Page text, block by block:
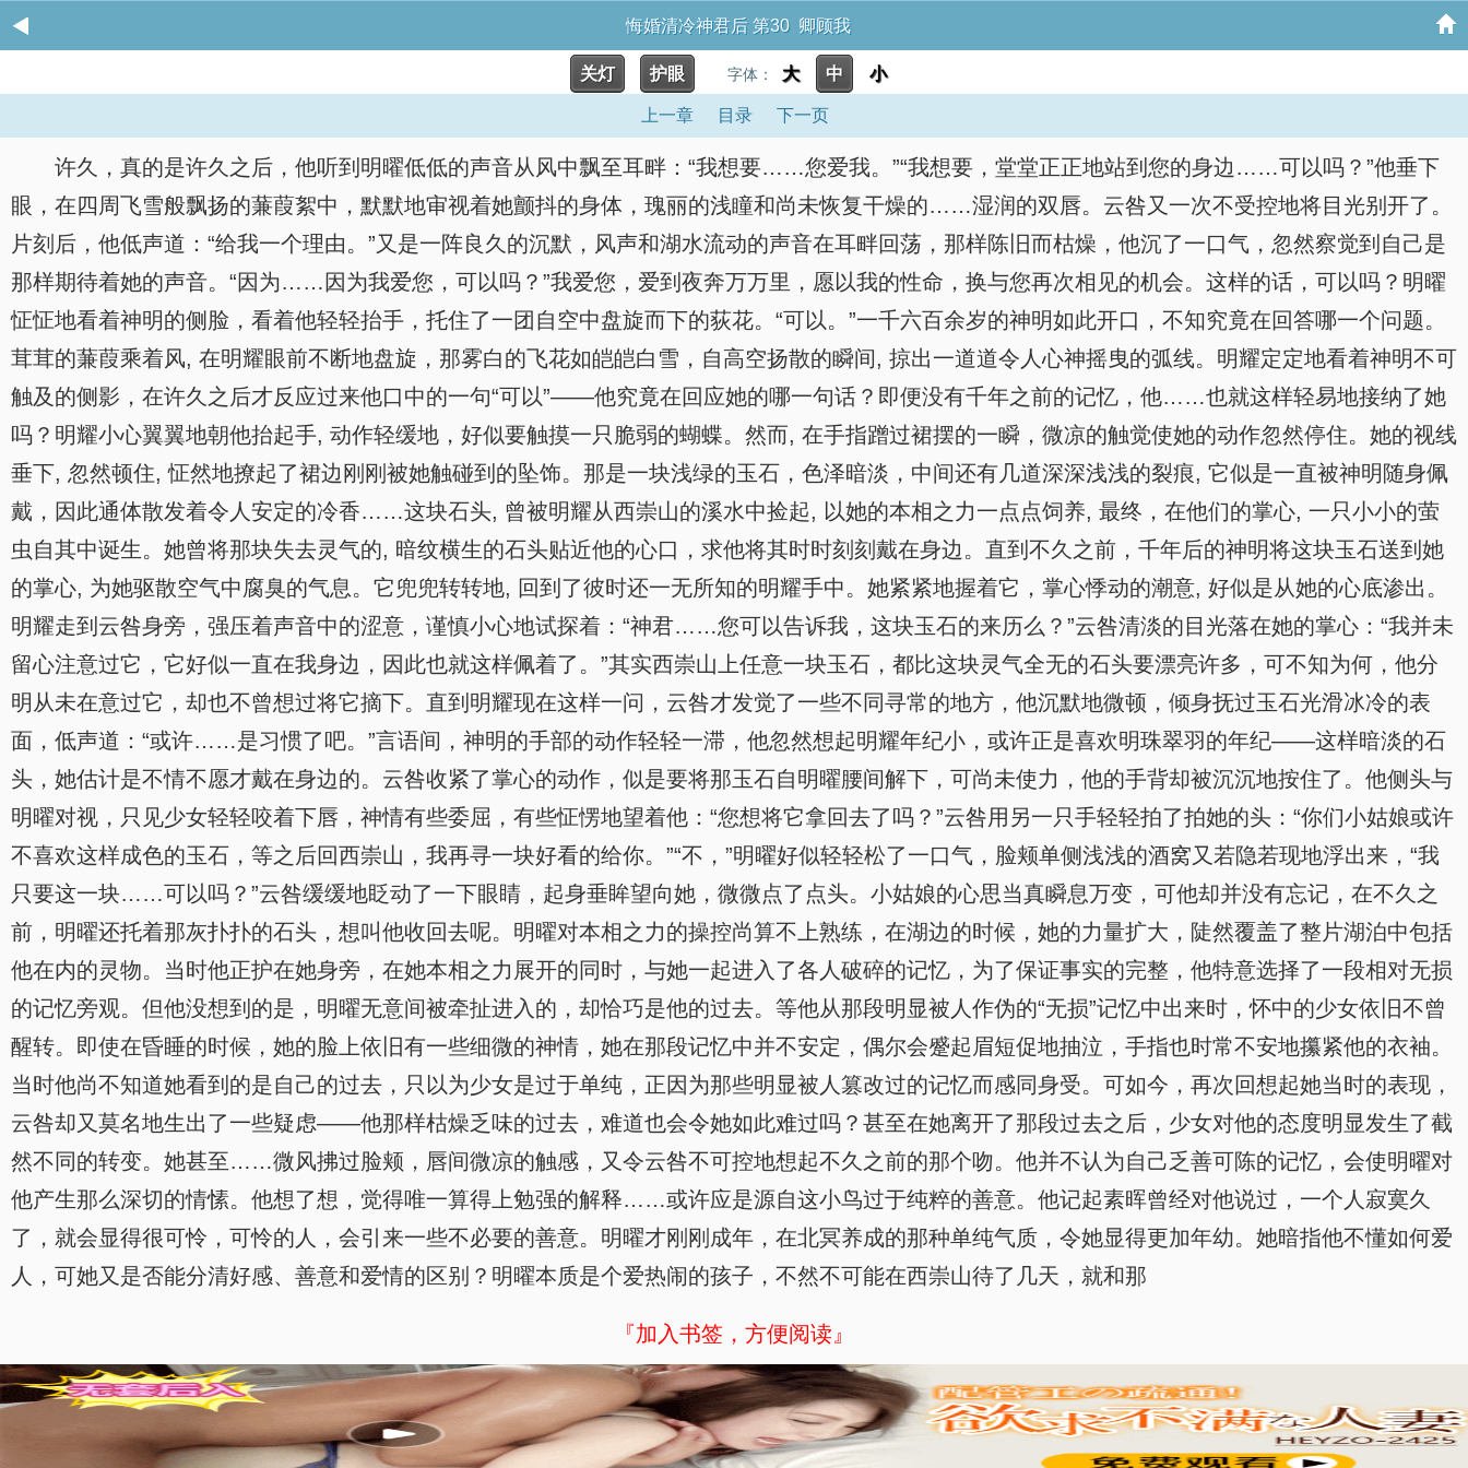
悔婚清冷神君后 第30 卿顾我
关灯 护眼 字体： 大 中 小
上一章 目录 下一页
许久，真的是许久之后，他听到明曜低低的声音从风中飘至耳畔：“我想要……您爱我。”“我想要，堂堂正正地站到您的身边……可以吗？”他垂下
眼，在四周飞雪般飘扬的蒹葭絮中，默默地审视着她颤抖的身体，瑰丽的浅瞳和尚未恢复干燥的……湿润的双唇。云咎又一次不受控地将目光别开了。
片刻后，他低声道：“给我一个理由。”又是一阵良久的沉默，风声和湖水流动的声音在耳畔回荡，那样陈旧而枯燥，他沉了一口气，忽然察觉到自己是
那样期待着她的声音。“因为……因为我爱您，可以吗？”我爱您，爱到夜奔万万里，愿以我的性命，换与您再次相见的机会。这样的话，可以吗？明曜
怔怔地看着神明的侧脸，看着他轻轻抬手，托住了一团自空中盘旋而下的荻花。“可以。”一千六百余岁的神明如此开口，不知究竟在回答哪一个问题。
茸茸的蒹葭乘着风, 在明耀眼前不断地盘旋，那雾白的飞花如皑皑白雪，自高空扬散的瞬间, 掠出一道道令人心神摇曳的弧线。明耀定定地看着神明不可
触及的侧影，在许久之后才反应过来他口中的一句“可以”——他究竟在回应她的哪一句话？即便没有千年之前的记忆，他……也就这样轻易地接纳了她
吗？明耀小心翼翼地朝他抬起手, 动作轻缓地，好似要触摸一只脆弱的蝴蝶。然而, 在手指蹭过裙摆的一瞬，微凉的触觉使她的动作忽然停住。她的视线
垂下, 忽然顿住, 怔然地撩起了裙边刚刚被她触碰到的坠饰。那是一块浅绿的玉石，色泽暗淡，中间还有几道深深浅浅的裂痕, 它似是一直被神明随身佩
戴，因此通体散发着令人安定的冷香……这块石头, 曾被明耀从西崇山的溪水中捡起, 以她的本相之力一点点饲养, 最终，在他们的掌心, 一只小小的萤
虫自其中诞生。她曾将那块失去灵气的, 暗纹横生的石头贴近他的心口，求他将其时时刻刻戴在身边。直到不久之前，千年后的神明将这块玉石送到她
的掌心, 为她驱散空气中腐臭的气息。它兜兜转转地, 回到了彼时还一无所知的明耀手中。她紧紧地握着它，掌心悸动的潮意, 好似是从她的心底渗出。
明耀走到云咎身旁，强压着声音中的涩意，谨慎小心地试探着：“神君……您可以告诉我，这块玉石的来历么？”云咎清淡的目光落在她的掌心：“我并未
留心注意过它，它好似一直在我身边，因此也就这样佩着了。”其实西崇山上任意一块玉石，都比这块灵气全无的石头要漂亮许多，可不知为何，他分
明从未在意过它，却也不曾想过将它摘下。直到明耀现在这样一问，云咎才发觉了一些不同寻常的地方，他沉默地微顿，倾身抚过玉石光滑冰冷的表
面，低声道：“或许……是习惯了吧。”言语间，神明的手部的动作轻轻一滞，他忽然想起明耀年纪小，或许正是喜欢明珠翠羽的年纪——这样暗淡的石
头，她估计是不情不愿才戴在身边的。云咎收紧了掌心的动作，似是要将那玉石自明曜腰间解下，可尚未使力，他的手背却被沉沉地按住了。他侧头与
明曜对视，只见少女轻轻咬着下唇，神情有些委屈，有些怔愣地望着他：“您想将它拿回去了吗？”云咎用另一只手轻轻拍了拍她的头：“你们小姑娘或许
不喜欢这样成色的玉石，等之后回西崇山，我再寻一块好看的给你。”“不，”明曜好似轻轻松了一口气，脸颊单侧浅浅的酒窝又若隐若现地浮出来，“我
只要这一块……可以吗？”云咎缓缓地眨动了一下眼睛，起身垂眸望向她，微微点了点头。小姑娘的心思当真瞬息万变，可他却并没有忘记，在不久之
前，明曜还托着那灰扑扑的石头，想叫他收回去呢。明曜对本相之力的操控尚算不上熟练，在湖边的时候，她的力量扩大，陡然覆盖了整片湖泊中包括
他在内的灵物。当时他正护在她身旁，在她本相之力展开的同时，与她一起进入了各人破碎的记忆，为了保证事实的完整，他特意选择了一段相对无损
的记忆旁观。但他没想到的是，明曜无意间被牵扯进入的，却恰巧是他的过去。等他从那段明显被人作伪的“无损”记忆中出来时，怀中的少女依旧不曾
醒转。即使在昏睡的时候，她的脸上依旧有一些细微的神情，她在那段记忆中并不安定，偶尔会蹙起眉短促地抽泣，手指也时常不安地攥紧他的衣袖。
当时他尚不知道她看到的是自己的过去，只以为少女是过于单纯，正因为那些明显被人篡改过的记忆而感同身受。可如今，再次回想起她当时的表现，
云咎却又莫名地生出了一些疑虑——他那样枯燥乏味的过去，难道也会令她如此难过吗？甚至在她离开了那段过去之后，少女对他的态度明显发生了截
然不同的转变。她甚至……微风拂过脸颊，唇间微凉的触感，又令云咎不可控地想起不久之前的那个吻。他并不认为自己乏善可陈的记忆，会使明曜对
他产生那么深切的情愫。他想了想，觉得唯一算得上勉强的解释……或许应是源自这小鸟过于纯粹的善意。他记起素晖曾经对他说过，一个人寂寞久
了，就会显得很可怜，可怜的人，会引来一些不必要的善意。明曜才刚刚成年，在北冥养成的那种单纯气质，令她显得更加年幼。她暗指他不懂如何爱
人，可她又是否能分清好感、善意和爱情的区别？明曜本质是个爱热闹的孩子，不然不可能在西崇山待了几天，就和那
『加入书签，方便阅读』